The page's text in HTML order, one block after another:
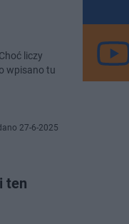
wpisano tu
27-6-2025
ten